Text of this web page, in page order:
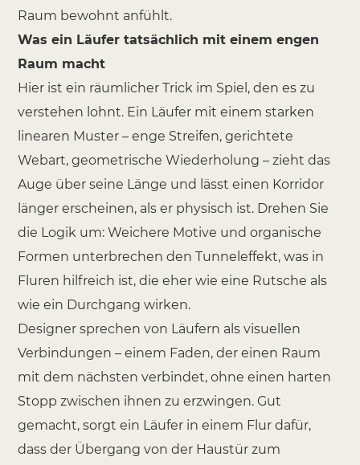
Raum bewohnt anfühlt.
Was ein Läufer tatsächlich mit einem engen
Raum macht
Hier ist ein räumlicher Trick im Spiel, den es zu
verstehen lohnt. Ein Läufer mit einem starken
linearen Muster – enge Streifen, gerichtete
Webart, geometrische Wiederholung – zieht das
Auge über seine Länge und lässt einen Korridor
länger erscheinen, als er physisch ist. Drehen Sie
die Logik um: Weichere Motive und organische
Formen unterbrechen den Tunneleffekt, was in
Fluren hilfreich ist, die eher wie eine Rutsche als
wie ein Durchgang wirken.
Designer sprechen von Läufern als visuellen
Verbindungen – einem Faden, der einen Raum
mit dem nächsten verbindet, ohne einen harten
Stopp zwischen ihnen zu erzwingen. Gut
gemacht, sorgt ein Läufer in einem Flur dafür,
dass der Übergang von der Haustür zum